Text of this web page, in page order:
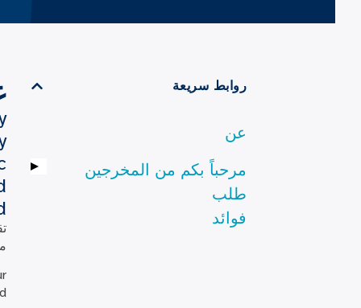
روابط سريعة
عن
مرحباً بكم من المخرجين
طلب
فوائد